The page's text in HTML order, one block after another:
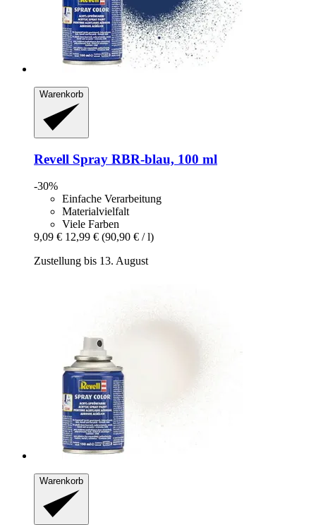
Warenkorb
Revell Spray RBR-​blau, 100 ml
-30%
Einfache Verarbeitung
Materialvielfalt
Viele Farben
9,09 € 12,99 € (90,90 € / l)
Zustellung bis 13. August
Warenkorb